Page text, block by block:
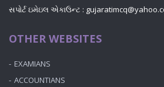
સપોર્ટ ઇમેઇલ એકાઉન્ટ :
OTHER WEBSITES
EXAMIANS
ACCOUNTIANS